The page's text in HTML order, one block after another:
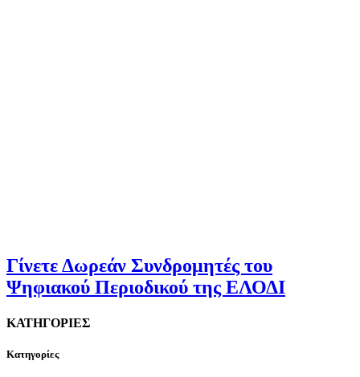
Γίνετε Δωρεάν Συνδρομητές του
Ψηφιακού Περιοδικού της ΕΛΟΔΙ
ΚΑΤΗΓΟΡΙΕΣ
Kατηγορίες